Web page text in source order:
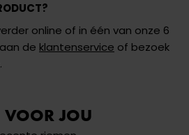
online of in één van onze 6
de klantenservice of bezoek
.
VOOR JOU